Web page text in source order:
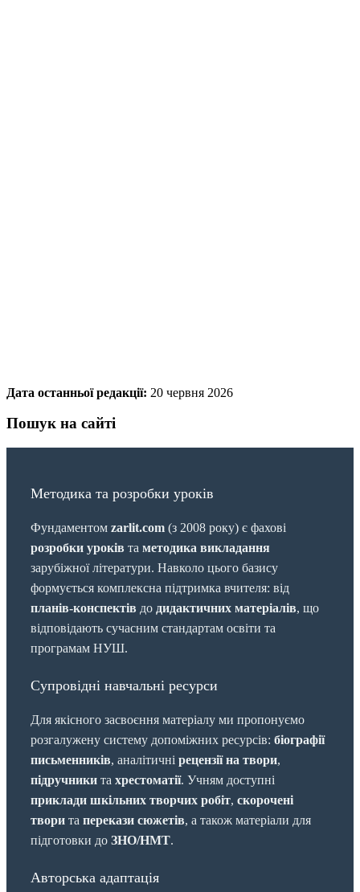
Дата останньої редакції: 20 червня 2026
Пошук на сайті
Методика та розробки уроків
Фундаментом zarlit.com (з 2008 року) є фахові
розробки уроків та методика викладання
зарубіжної літератури. Навколо цього базису
формується комплексна підтримка вчителя: від
планів-конспектів до дидактичних матеріалів, що
відповідають сучасним стандартам освіти та
програмам НУШ.
Супровідні навчальні ресурси
Для якісного засвоєння матеріалу ми пропонуємо
розгалужену систему допоміжних ресурсів: біографії
письменників, аналітичні рецензії на твори,
підручники та хрестоматії. Учням доступні
приклади шкільних творчих робіт, скорочені
твори та перекази сюжетів, а також матеріали для
підготовки до ЗНО/НМТ.
Авторська адаптація